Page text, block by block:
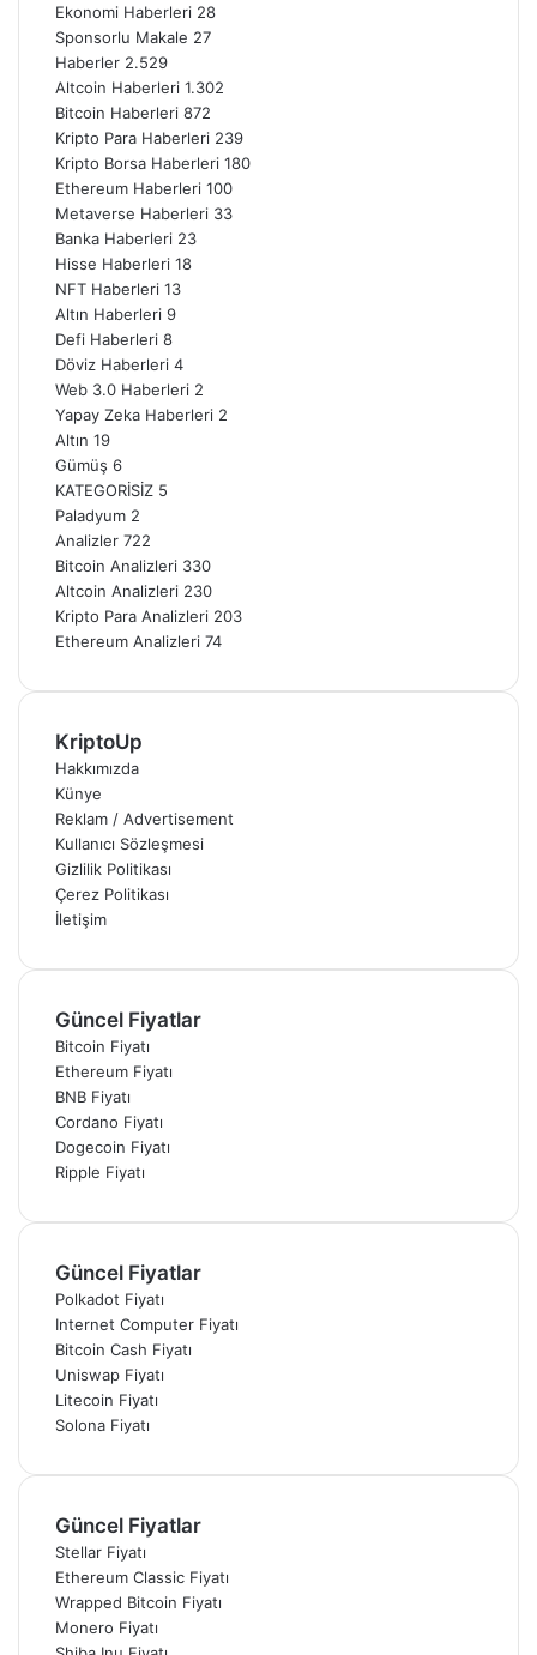
Ekonomi Haberleri 28
Sponsorlu Makale 27
Haberler 2.529
Altcoin Haberleri 1.302
Bitcoin Haberleri 872
Kripto Para Haberleri 239
Kripto Borsa Haberleri 180
Ethereum Haberleri 100
Metaverse Haberleri 33
Banka Haberleri 23
Hisse Haberleri 18
NFT Haberleri 13
Altın Haberleri 9
Defi Haberleri 8
Döviz Haberleri 4
Web 3.0 Haberleri 2
Yapay Zeka Haberleri 2
Altın 19
Gümüş 6
KATEGORİSİZ 5
Paladyum 2
Analizler 722
Bitcoin Analizleri 330
Altcoin Analizleri 230
Kripto Para Analizleri 203
Ethereum Analizleri 74
KriptoUp
Hakkımızda
Künye
Reklam / Advertisement
Kullanıcı Sözleşmesi
Gizlilik Politikası
Çerez Politikası
İletişim
Güncel Fiyatlar
Bitcoin Fiyatı
Ethereum Fiyatı
BNB Fiyatı
Cordano Fiyatı
Dogecoin Fiyatı
Ripple Fiyatı
Güncel Fiyatlar
Polkadot Fiyatı
Internet Computer Fiyatı
Bitcoin Cash Fiyatı
Uniswap Fiyatı
Litecoin Fiyatı
Solona Fiyatı
Güncel Fiyatlar
Stellar Fiyatı
Ethereum Classic Fiyatı
Wrapped Bitcoin Fiyatı
Monero Fiyatı